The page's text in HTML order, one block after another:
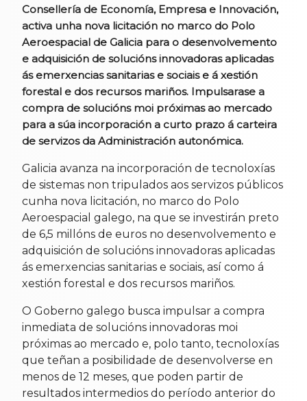
Consellería de Economía, Empresa e Innovación,
activa unha nova licitación no marco do Polo
Aeroespacial de Galicia para o desenvolvemento
e adquisición de solucións innovadoras aplicadas
ás emerxencias sanitarias e sociais e á xestión
forestal e dos recursos mariños. Impulsarase a
compra de solucións moi próximas ao mercado
para a súa incorporación a curto prazo á carteira
de servizos da Administración autonómica.
Galicia avanza na incorporación de tecnoloxías
de sistemas non tripulados aos servizos públicos
cunha nova licitación, no marco do Polo
Aeroespacial galego, na que se investirán preto
de 6,5 millóns de euros no desenvolvemento e
adquisición de solucións innovadoras aplicadas
ás emerxencias sanitarias e sociais, así como á
xestión forestal e dos recursos mariños.
O Goberno galego busca impulsar a compra
inmediata de solucións innovadoras moi
próximas ao mercado e, polo tanto, tecnoloxías
que teñan a posibilidade de desenvolverse en
menos de 12 meses, que poden partir de
resultados intermedios do período anterior do